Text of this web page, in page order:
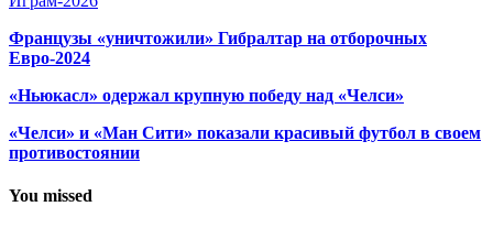
Французы «уничтожили» Гибралтар на отборочных
Евро-2024
«Ньюкасл» одержал крупную победу над «Челси»
«Челси» и «Ман Сити» показали красивый футбол в своем
противостоянии
You missed